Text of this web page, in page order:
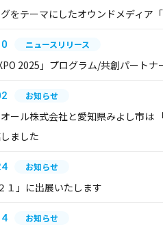
をテーマにしたオウンドメディア
ニュースリリース
2025」プログラム/共創パート
お知らせ
ール株式会社と愛知県みよし市は
ました
お知らせ
１」に出展いたします
お知らせ